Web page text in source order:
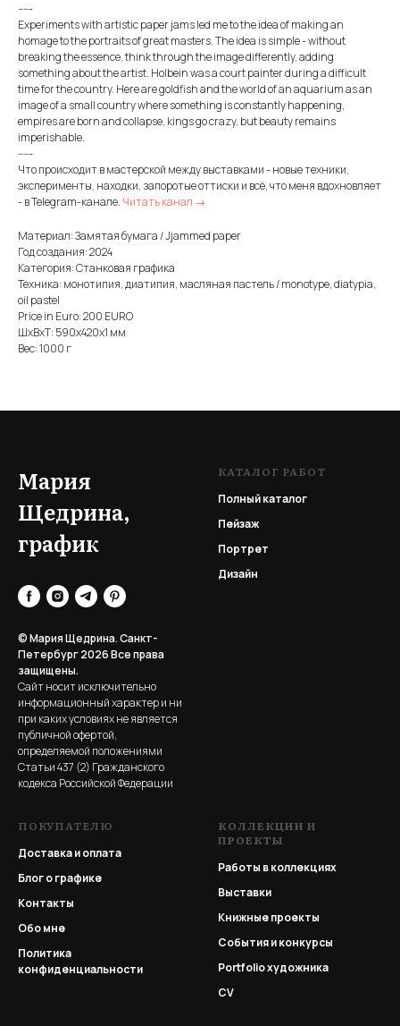
-----
Experiments with artistic paper jams led me to the idea of making an
homage to the portraits of great masters. The idea is simple - without
breaking the essence, think through the image differently, adding
something about the artist. Holbein was a court painter during a difficult
time for the country. Here are goldfish and the world of an aquarium as an
image of a small country where something is constantly happening,
empires are born and collapse, kings go crazy, but beauty remains
imperishable.
-----
Что происходит в мастерской между выставками - новые техники,
эксперименты, находки, запоротые оттиски и всё, что меня вдохновляет
- в Telegram-канале. Читать канал →
Материал: Замятая бумага / Jjammed paper
Год создания: 2024
Категория: Станковая графика
Техника: монотипия, диатипия, масляная пастель / monotype, diatypia,
oil pastel
Price in Euro: 200 EURO
ШxВxТ: 590x420x1 мм
Вес: 1000 г
Мария
Щедрина,
график
© Мария Щедрина. Санкт-
Петербург 2026Все права
защищены.
Сайт носит исключительно
информационный характер и ни
при каких условиях не является
публичной офертой,
определяемой положениями
Статьи 437 (2) Гражданского
кодекса Российской Федерации
КАТАЛОГ РАБОТ
Полный каталог
Пейзаж
Портрет
Дизайн
ПОКУПАТЕЛЮ
Доставка и оплата
Блог о графике
Контакты
Обо мне
Политика
конфиденциальности
КОЛЛЕКЦИИ И
ПРОЕКТЫ
Работы в коллекциях
Выставки
Книжные проекты
События и конкурсы
Portfolioхудожника
CV